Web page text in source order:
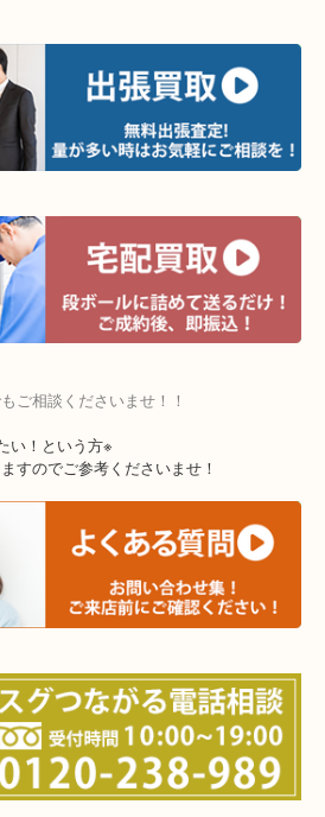
の方からのご依頼も大歓迎です。
くかわからない…
談ください。
・城陽市・枚方市
・高槻市・甲賀市
もご相談くださいませ！！
たい！という方※
ますのでご参考くださいませ！